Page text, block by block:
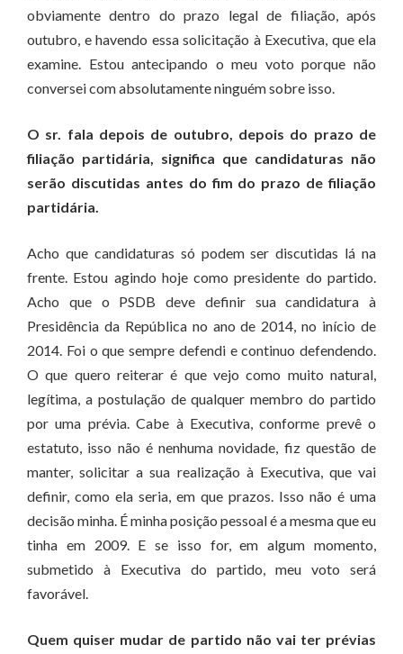
obviamente dentro do prazo legal de filiação, após
outubro, e havendo essa solicitação à Executiva, que ela
examine. Estou antecipando o meu voto porque não
conversei com absolutamente ninguém sobre isso.
O sr. fala depois de outubro, depois do prazo de
filiação partidária, significa que candidaturas não
serão discutidas antes do fim do prazo de filiação
partidária.
Acho que candidaturas só podem ser discutidas lá na
frente. Estou agindo hoje como presidente do partido.
Acho que o PSDB deve definir sua candidatura à
Presidência da República no ano de 2014, no início de
2014. Foi o que sempre defendi e continuo defendendo.
O que quero reiterar é que vejo como muito natural,
legítima, a postulação de qualquer membro do partido
por uma prévia. Cabe à Executiva, conforme prevê o
estatuto, isso não é nenhuma novidade, fiz questão de
manter, solicitar a sua realização à Executiva, que vai
definir, como ela seria, em que prazos. Isso não é uma
decisão minha. É minha posição pessoal é a mesma que eu
tinha em 2009. E se isso for, em algum momento,
submetido à Executiva do partido, meu voto será
favorável.
Quem quiser mudar de partido não vai ter prévias